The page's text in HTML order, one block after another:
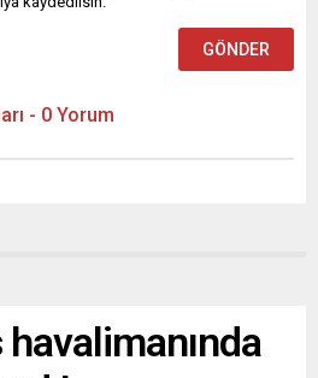
- 0 Yorum
havalimanında